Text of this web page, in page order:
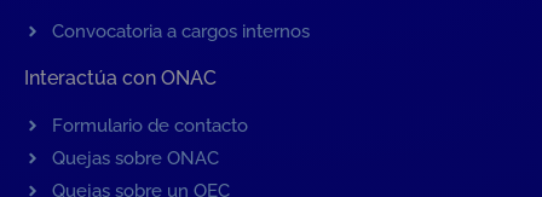
Convocatoria a cargos internos
Interactúa con ONAC
Formulario de contacto
Quejas sobre ONAC
Quejas sobre un OEC